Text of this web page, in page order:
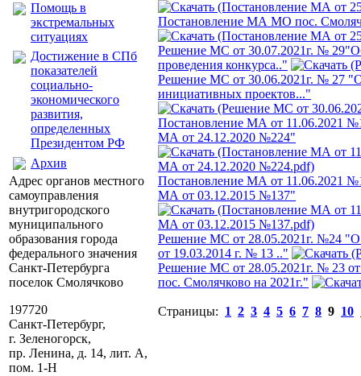
Помощь в
экстремальных
ситуациях
Достижение в СПб
показателей
социально-
экономического
развития,
определенных
Президентом РФ
Архив
Адрес органов местного
самоуправления
внутригородского
муниципального
образования города
федерального значения
Санкт-Петербурга
поселок Смолячково
197720
Санкт-Петербург,
г. Зеленогорск,
пр. Ленина, д. 14, лит. А,
пом. 1-Н
Постановление МА МО пос.
Решение МС от 30.07.2021г. №
проведения конкурса.."
Решение МС от 30.06.2021г. № 27
инициативных проектов..."
Постановление МА от 11.06.2021
МА от 24.12.2020 №224"
Постановление МА от 11.06.2021
МА от 03.12.2015 №137"
Решение МС от 28.05.2021г. №24
от 19.03.2014 г. № 13 .."
Решение МС от 28.05.2021г. № 23
пос. Смолячково на 2021г."
Страницы: 1 2 3 4 5 6 7 8 9 10